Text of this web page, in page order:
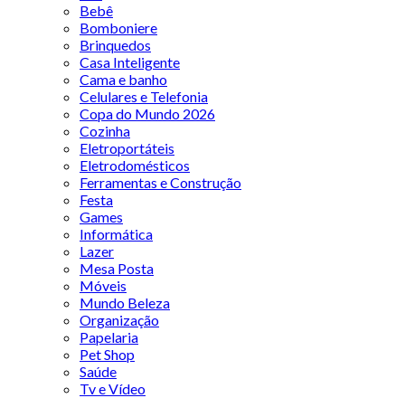
Bebê
Bomboniere
Brinquedos
Casa Inteligente
Cama e banho
Celulares e Telefonia
Copa do Mundo 2026
Cozinha
Eletroportáteis
Eletrodomésticos
Ferramentas e Construção
Festa
Games
Informática
Lazer
Mesa Posta
Móveis
Mundo Beleza
Organização
Papelaria
Pet Shop
Saúde
Tv e Vídeo